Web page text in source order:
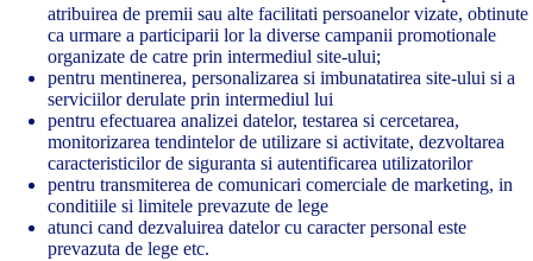
atribuirea de premii sau alte facilitati persoanelor vizate, obtinute
ca urmare a participarii lor la diverse campanii promotionale
organizate de catre prin intermediul site-ului;
pentru mentinerea, personalizarea si imbunatatirea site-ului si a
serviciilor derulate prin intermediul lui
pentru efectuarea analizei datelor, testarea si cercetarea,
monitorizarea tendintelor de utilizare si activitate, dezvoltarea
caracteristicilor de siguranta si autentificarea utilizatorilor
pentru transmiterea de comunicari comerciale de marketing, in
conditiile si limitele prevazute de lege
atunci cand dezvaluirea datelor cu caracter personal este
prevazuta de lege etc.